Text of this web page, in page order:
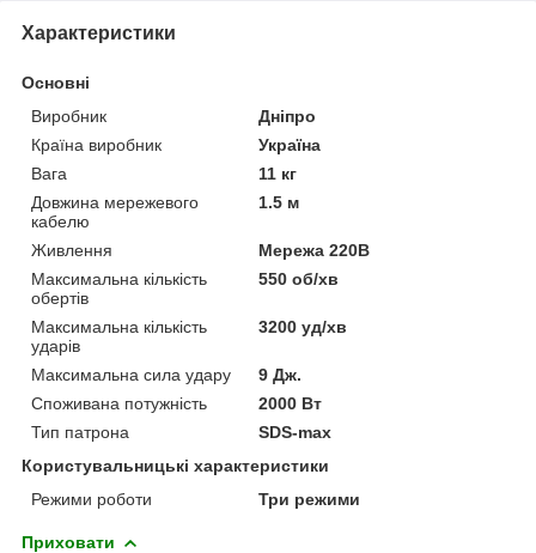
Характеристики
Основні
Виробник
Дніпро
Країна виробник
Україна
Вага
11 кг
Довжина мережевого
кабелю
1.5 м
Живлення
Мережа 220В
Максимальна кількість
обертів
550 об/хв
Максимальна кількість
ударів
3200 уд/хв
Максимальна сила удару
9 Дж.
Споживана потужність
2000 Вт
Тип патрона
SDS-max
Користувальницькі характеристики
Режими роботи
Три режими
Приховати